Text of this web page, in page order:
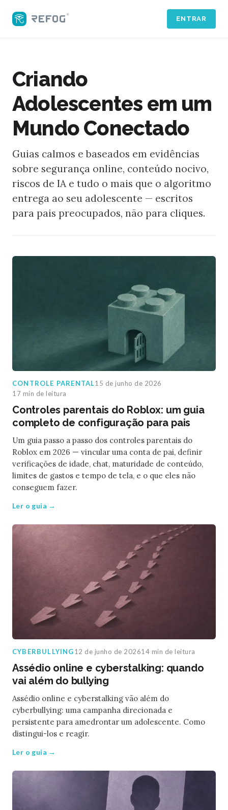
ENTRAR
Criando
Adolescentes em um
Mundo Conectado
Guias calmos e baseados em evidências
sobre segurança online, conteúdo nocivo,
riscos de IA e tudo o mais que o algoritmo
entrega ao seu adolescente — escritos
para pais preocupados, não para cliques.
CONTROLE PARENTAL15 de junho de 2026
17 min de leitura
Controles parentais do Roblox: um guia
completo de configuração para pais
Um guia passo a passo dos controles parentais do
Roblox em 2026 — vincular uma conta de pai, definir
verificações de idade, chat, maturidade de conteúdo,
limites de gastos e tempo de tela, e o que eles não
conseguem fazer.
Ler o guia →
CYBERBULLYING12 de junho de 202614 min de leitura
Assédio online e cyberstalking: quando
vai além do bullying
Assédio online e cyberstalking vão além do
cyberbullying: uma campanha direcionada e
persistente para amedrontar um adolescente. Como
distingui-los e reagir.
Ler o guia →